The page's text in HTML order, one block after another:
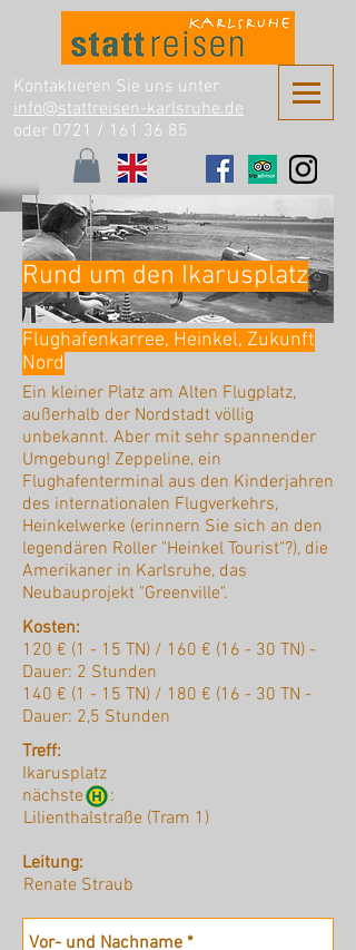
Kontaktieren Sie uns unter
info@stattreisen-karlsruhe.de
oder 0721 / 161 36 85
Rund um den Ikarusplatz
Flughafenkarree, Heinkel, Zukunft
Nord
Ein kleiner Platz am Alten Flugplatz,
außerhalb der Nordstadt völlig
unbekannt. Aber mit sehr spannender
Umgebung! Zeppeline, ein
Flughafenterminal aus den Kinderjahren
des internationalen Flugverkehrs,
Heinkelwerke (erinnern Sie sich an den
legendären Roller "Heinkel Tourist"?), die
Amerikaner in Karlsruhe, das
Neubauprojekt "Greenville".
Kosten:
120 € (1 - 15 TN) / 160 € (16 - 30 TN) -
Dauer: 2 Stunden
140 € (1 - 15 TN) / 180 € (16 - 30 TN -
Dauer: 2,5 Stunden
Treff:
Ikarusplatz
nächste :
Lilienthalstraße (Tram 1)
Leitung:
Renate Straub